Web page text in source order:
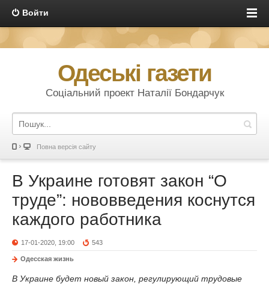
Войти
Одеські газети
Соціальний проект Наталії Бондарчук
Повна версія сайту
В Украине готовят закон “О
труде”: нововведения коснутся
каждого работника
17-01-2020, 19:00 543
Одесская жизнь
В Украине будет новый закон, регулирующий трудовые